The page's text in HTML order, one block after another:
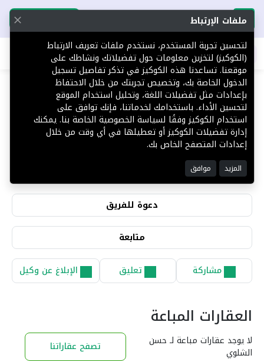
تحميل التطبيق تحميل التطبيق
اطلب عقارك
حسن الشلوي
0
التقييمات
دعوة للفريق
متابعة
مشاركة تعليق الإبلاغ عن وكيل
العقارات المباعة
لا يوجد عقارات مباعة لـ حسن
الشلوي تصفح عقاراتنا
ملفات الإرتباط
لتحسين تجربة المستخدم، نستخدم ملفات تعريف الارتباط
(الكوكيز) لتخزين معلومات حول تفضيلاتك ونشاطك على
موقعنا. تساعدنا هذه الكوكيز في تذكر تفاصيل تسجيل
الدخول الخاصة بك، وتخصيص تجربتك من خلال الاحتفاظ
بإعدادات مثل تفضيلات اللغة، وتحليل استخدام الموقع
لتحسين الأداء. باستخدامك لخدماتنا، فإنك توافق على
استخدام الكوكيز وفقًا لسياسة الخصوصية الخاصة بنا. يمكنك
إدارة تفضيلات الكوكيز أو تعطيلها في أي وقت من خلال
إعدادات المتصفح الخاص بك.
المزيد موافق